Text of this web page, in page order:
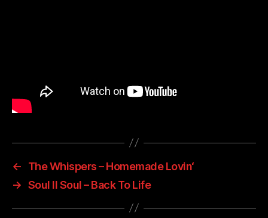
←
The Whispers – Homemade Lovin‘
→ Soul II Soul – Back To Life